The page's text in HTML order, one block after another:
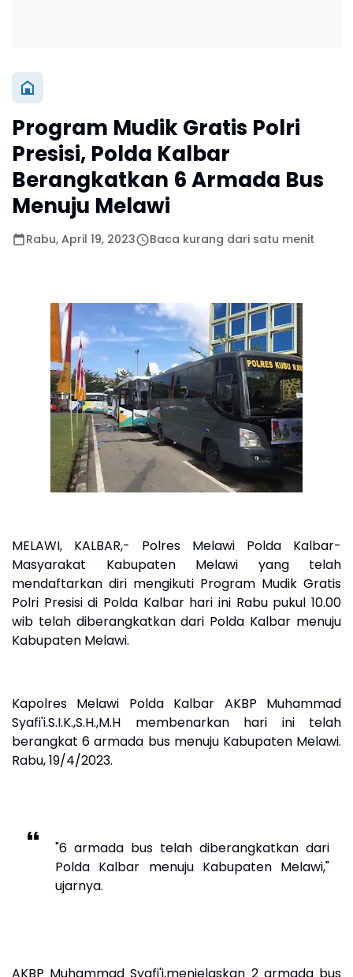
Program Mudik Gratis Polri
Presisi, Polda Kalbar
Berangkatkan 6 Armada Bus
Menuju Melawi
Rabu, April 19, 2023 Baca kurang dari satu menit
MELAWI, KALBAR,- Polres Melawi Polda Kalbar-
Masyarakat Kabupaten Melawi yang telah
mendaftarkan diri mengikuti Program Mudik Gratis
Polri Presisi di Polda Kalbar hari ini Rabu pukul 10.00
wib telah diberangkatkan dari Polda Kalbar menuju
Kabupaten Melawi.
Kapolres Melawi Polda Kalbar AKBP Muhammad
Syafi'i.S.I.K.,S.H.,M.H membenarkan hari ini telah
berangkat 6 armada bus menuju Kabupaten Melawi.
Rabu, 19/4/2023.
"6 armada bus telah diberangkatkan dari
Polda Kalbar menuju Kabupaten Melawi,"
ujarnya.